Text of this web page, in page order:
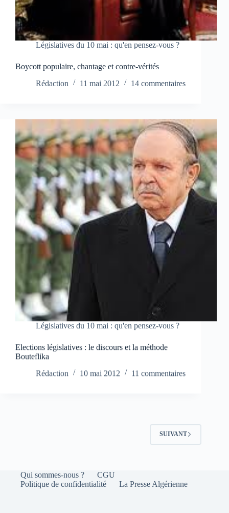
Législatives du 10 mai : qu'en pensez-vous ?
Boycott populaire, chantage et contre-vérités
Rédaction
11 mai 2012 14 commentaires
Législatives du 10 mai : qu'en pensez-vous ?
Elections législatives : le discours et la méthode
Bouteflika
Rédaction
10 mai 2012 11 commentaires
SUIVANT
Qui sommes-nous ?
CGU
Politique de confidentialité
La Presse Algérienne